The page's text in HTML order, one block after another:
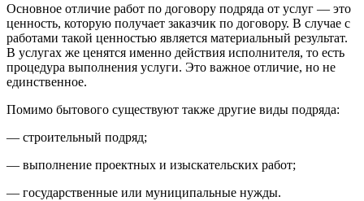
Основное отличие работ по договору подряда от услуг — это
ценность, которую получает заказчик по договору. В случае с
работами такой ценностью является материальный результат.
В услугах же ценятся именно действия исполнителя, то есть
процедура выполнения услуги. Это важное отличие, но не
единственное.
Помимо бытового существуют также другие виды подряда:
— строительный подряд;
— выполнение проектных и изыскательских работ;
— государственные или муниципальные нужды.